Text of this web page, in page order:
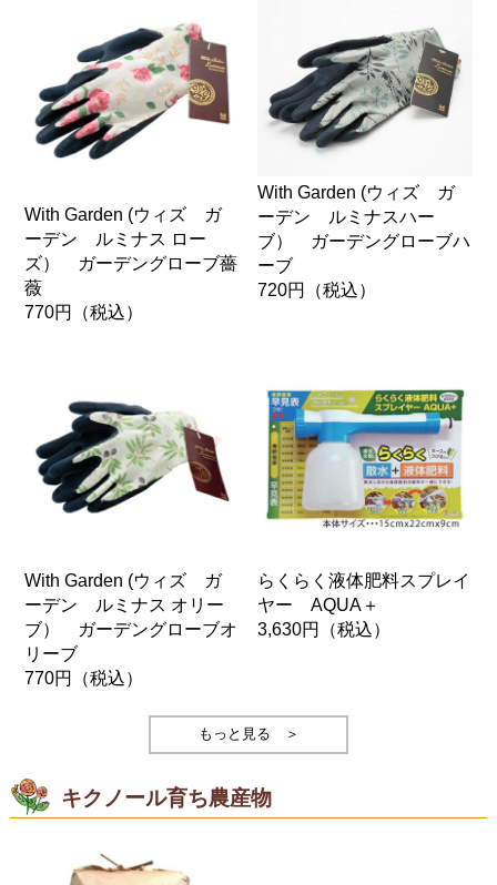
With Garden (ウィズ ガ
ーデン ルミナス ロー
ズ） ガーデングローブ薔
薇
770円 （税込）
With Garden (ウィズ ガ
ーデン ルミナスハー
ブ） ガーデングローブハ
ーブ
720円 （税込）
With Garden (ウィズ ガ
ーデン ルミナス オリー
ブ） ガーデングローブオ
リーブ
770円 （税込）
らくらく液体肥料スプレイ
ヤー AQUA＋
3,630円 （税込）
もっと見る ＞
キクノール育ち農産物